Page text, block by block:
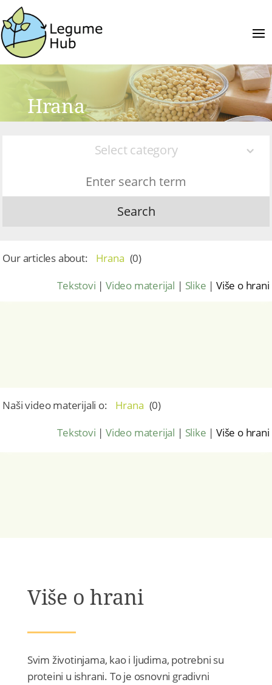
Hrana
Select category
Search
Our articles about: Hrana (0)
Tekstovi |Video materijal | Slike | Više o hrani
Naši video materijali o: Hrana (0)
Tekstovi |Video materijal | Slike | Više o hrani
Više o hrani
Svim životinjama, kao i ljudima, potrebni su
proteini u ishrani. To je osnovni gradivni